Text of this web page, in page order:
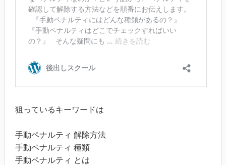
狙っているキーワードは
手動ペナルティ 解除方法
手動ペナルティ 種類
手動ペナルティ とは